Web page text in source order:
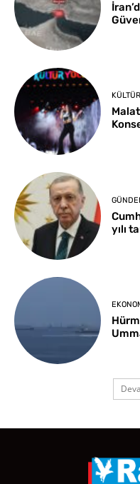
yılı